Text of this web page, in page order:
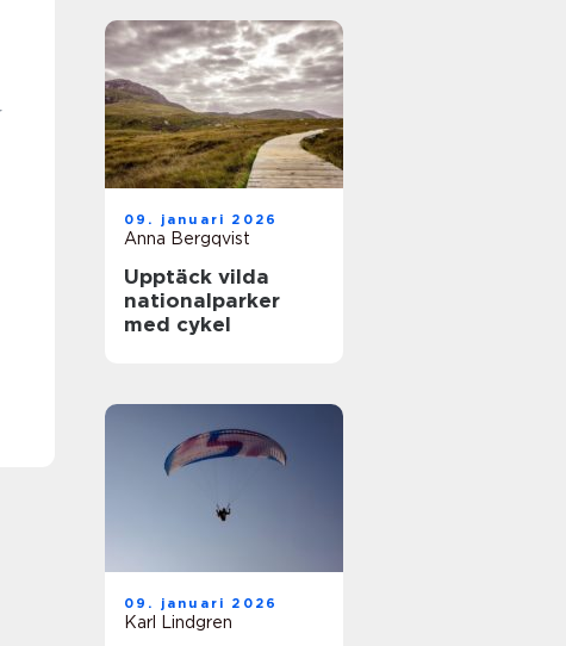
09. januari 2026
Anna Bergqvist
Upptäck vilda
nationalparker
med cykel
09. januari 2026
Karl Lindgren